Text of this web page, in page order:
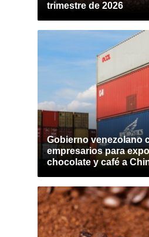
trimestre de 2026
Gobierno venezolano
empresarios para
chocolate y café a